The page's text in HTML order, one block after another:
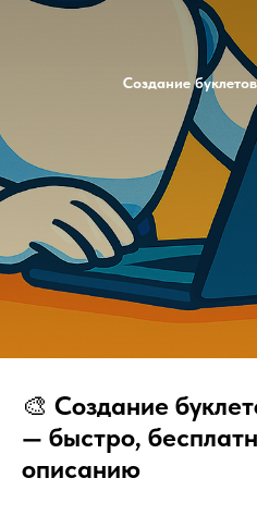
Создание
🎨 Создание
— быстро,
описанию